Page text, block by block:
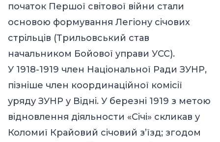
початок Першої світової війни стали
основою формування Легіону січових
стрільців (Трильовський став
начальником Бойової управи УСС).
У 1918-1919 член Національної Ради ЗУНР,
пізніше член координаційної комісії
уряду ЗУНР у Відні. У березні 1919 з метою
відновлення діяльности «Січі» скликав у
Коломиї Крайовий січовий з’їзд; згодом